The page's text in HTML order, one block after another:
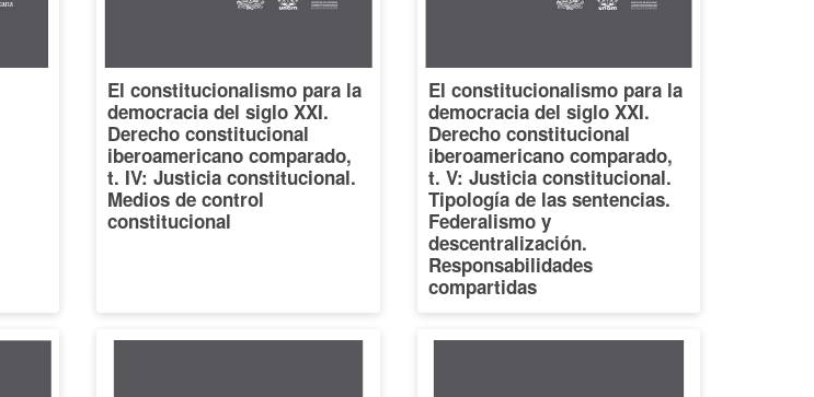
El constitucionalismo para la
democracia del siglo XXI.
Derecho constitucional
iberoamericano comparado,
t. IV: Justicia constitucional.
Medios de control
constitucional
El constitucionalismo para la
democracia del siglo XXI.
Derecho constitucional
iberoamericano comparado,
t. V: Justicia constitucional.
Tipología de las sentencias.
Federalismo y
descentralización.
Responsabilidades
compartidas